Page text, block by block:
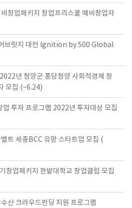
창업패키지 창업프리스쿨 예비창업자
어브릿지 대전 lgnition by 500 Global
년 청양군 퐁당청양 사회적경제 창
모집 (~6.24)
업 투자 프로그램 2022년 투자대상 모집
트 세종BCC 유망 스타트업 모집 (
창업패키지 한밭대학교 창업클럽 모집
산 크라우드펀딩 지원 프로그램